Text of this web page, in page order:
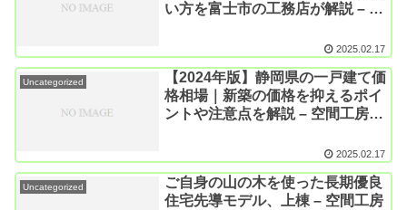
い方を富士市の工務店が解説 – 空
して高断熱高気密の自然素材の家
を建てている空間工房LOHAS
2025.02.17
Uncategorized
【2024年版】静岡県の一戸建て価
格相場｜新築の価格を抑えるポイ
ントや注意点を解説 – 空間工房
断熱高気密の自然素材の家を建て
ている空間工房LOHAS
2025.02.17
Uncategorized
ご自身の山の木を使った長期優良
住宅先導モデル、上棟 – 空間工房